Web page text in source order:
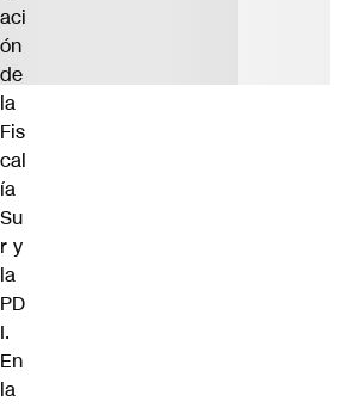
aci
ón
de
la
Fis
cal
ía
Su
r y
la
PD
I.
En
la